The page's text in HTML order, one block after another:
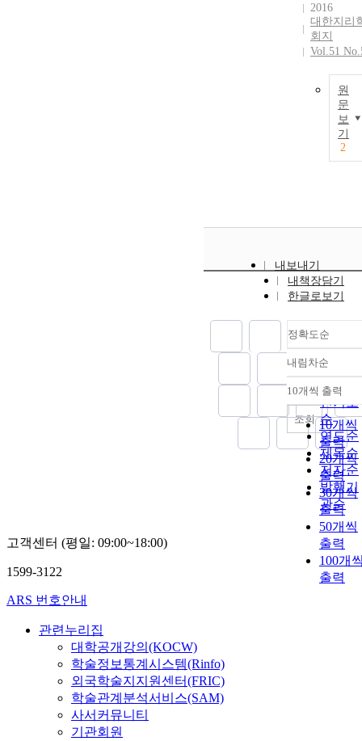
2016
대한지리
회지
Vol.51
원
문
보
기
2
내보내기
내책장담기
한글로보기
정확도순
정확도
순
인기도
순
연도순
제목순
저자순
발행기
관순
내림차순
내림차
10개씩 출력
10개씩
출력
20개씩
출력
30개씩
출력
50개씩
출력
100개
출력
조회
고객센터 (평일: 09:00~18:00)
1599-3122
ARS 번호안내
관련누리집
대학공개강의(KOCW)
학술정보통계시스템(Rinfo)
외국학술지지원센터(FRIC)
학술관계분석서비스(SAM)
사서커뮤니티
기관회원